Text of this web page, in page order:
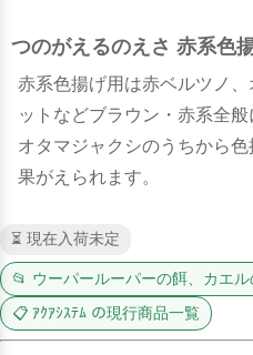
つのがえるのえさ 赤系色
赤系色揚げ用は赤ベルツノ
ットなどブラウン・赤系全般
オタマジャクシのうちから
果がえられます。
⏳ 現在入荷未定
📂 ウーパールーパーの餌、カエ
📋 ｱｸｱｼｽﾃﾑ の現行商品一覧